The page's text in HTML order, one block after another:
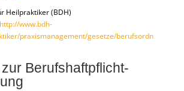
Heilpraktiker (BDH)
http://www.bdh-
praxismanagement/gesetze/berufsordn
Berufs­haftpflicht­